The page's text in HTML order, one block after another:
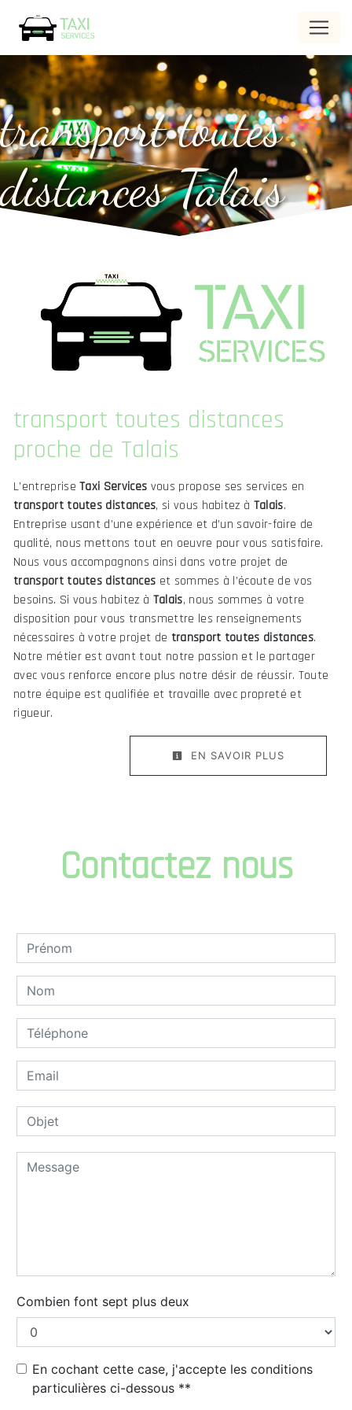
transport toutes
distances Talais
transport toutes distances
proche de Talais
L’entrepriseTaxi Services vous propose ses services en
transport toutes distances, si vous habitez à Talais.
Entreprise usant d’une expérience et d’un savoir-faire de
qualité, nous mettons tout en oeuvre pour vous satisfaire.
Nous vous accompagnons ainsi dans votre projet de
transport toutes distances et sommes à l’écoute de vos
besoins. Si vous habitez à Talais, nous sommes à votre
disposition pour vous transmettre les renseignements
nécessaires à votre projet de transport toutes distances.
Notre métier est avant tout notre passion et le partager
avec vous renforce encore plus notre désir de réussir. Toute
notre équipe est qualifiée et travaille avec propreté et
rigueur.
EN SAVOIR PLUS
Contactez nous
Combien font sept plus deux
En cochant cette case, j'accepte les conditions
particulières ci-dessous **